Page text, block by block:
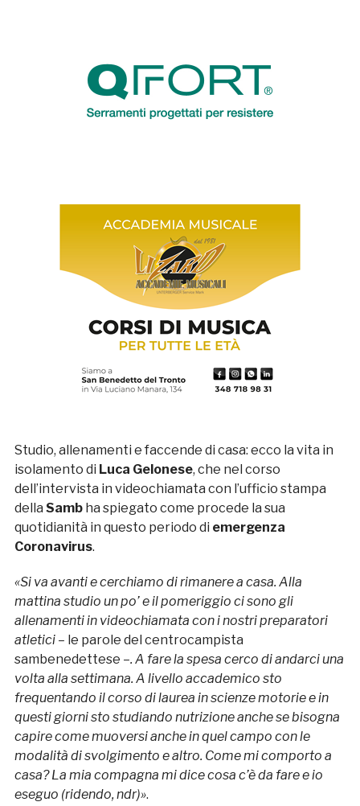
Studio, allenamenti e faccende di casa: ecco la vita in
isolamento di Luca Gelonese, che nel corso
dell’intervista in videochiamata con l’ufficio stampa
della Samb ha spiegato come procede la sua
quotidianità in questo periodo di emergenza
Coronavirus.
«Si va avanti e cerchiamo di rimanere a casa. Alla
mattina studio un po’ e il pomeriggio ci sono gli
allenamenti in videochiamata con i nostri preparatori
atletici – le parole del centrocampista
sambenedettese –. A fare la spesa cerco di andarci una
volta alla settimana. A livello accademico sto
frequentando il corso di laurea in scienze motorie e in
questi giorni sto studiando nutrizione anche se bisogna
capire come muoversi anche in quel campo con le
modalità di svolgimento e altro. Come mi comporto a
casa? La mia compagna mi dice cosa c’è da fare e io
eseguo (ridendo, ndr)».